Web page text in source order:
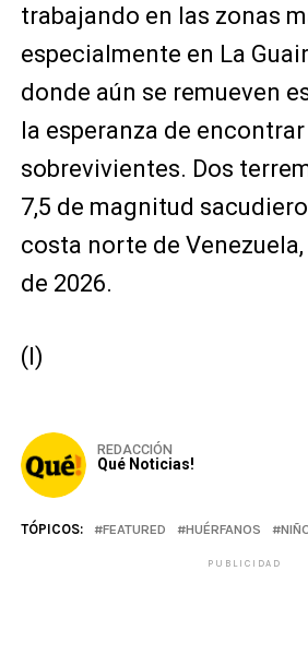
trabajando en las zonas
especialmente en La
donde aún se remueven
la esperanza de encontrar
sobrevivientes. Dos
7,5 de magnitud
costa norte de
de 2026.
(I)
REDACCIÓN
Qué Noticias!
TÓPICOS: FEATURED HUÉRFANOS
PUBLICIDAD